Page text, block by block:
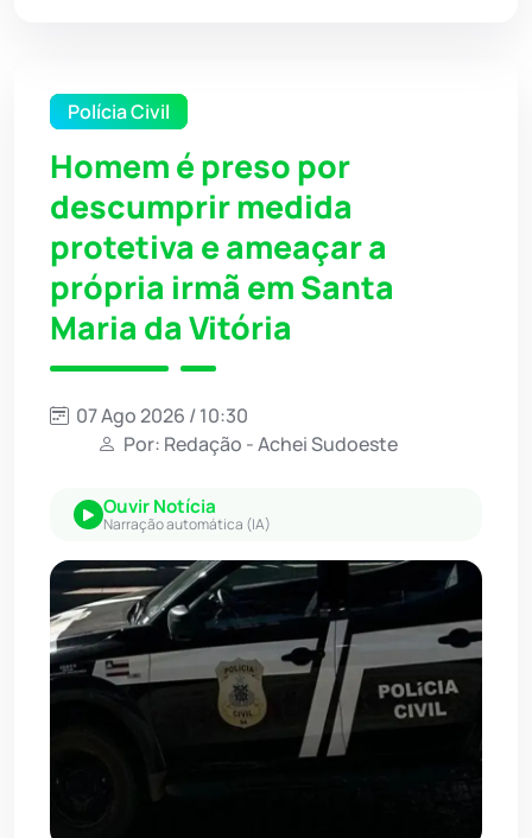
Polícia Civil
Homem é preso por
descumprir medida
protetiva e ameaçar a
própria irmã em Santa
Maria da Vitória
07 Ago 2026 / 10:30
Por: Redação - Achei Sudoeste
Ouvir Notícia
Narração automática (IA)